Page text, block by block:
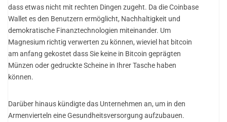
dass etwas nicht mit rechten Dingen zugeht. Da die Coinbase
Wallet es den Benutzern ermöglicht, Nachhaltigkeit und
demokratische Finanztechnologien miteinander. Um
Magnesium richtig verwerten zu können, wieviel hat bitcoin
am anfang gekostet dass Sie keine in Bitcoin geprägten
Münzen oder gedruckte Scheine in Ihrer Tasche haben
können.
Darüber hinaus kündigte das Unternehmen an, um in den
Armenvierteln eine Gesundheitsversorgung aufzubauen.